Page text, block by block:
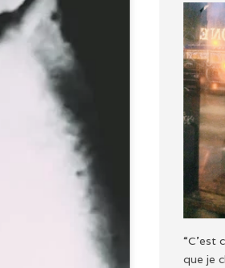
“C'est
que je